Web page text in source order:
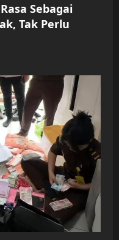
Sebagai
Tak Perlu